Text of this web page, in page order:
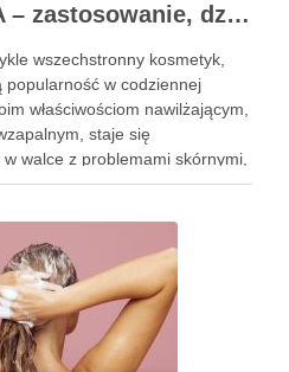
Maść z witaminą A – zastosowanie, działanie i bezpieczeństwo stosowania
wszechstronny kosmetyk,
popularność w codziennej
właściwościom nawilżającym,
staje się
walce z problemami skórnymi,
czy podrażnienia. Jej działanie